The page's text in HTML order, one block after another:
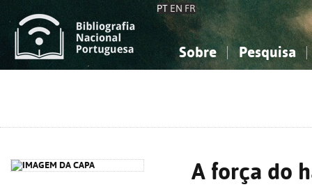
PT EN FR
Sobre Pesquisa
A força do